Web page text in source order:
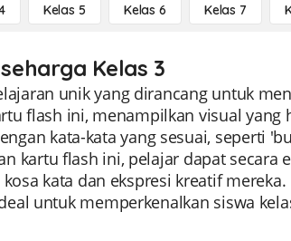
Kelas 5 Kelas 6 Kelas 7
Kelas 3
unik yang dirancang untuk
flash ini, menampilkan visual yang
kata-kata yang sesuai, seperti
kartu flash ini, pelajar dapat secara
kata dan ekspresi kreatif
untuk memperkenalkan siswa